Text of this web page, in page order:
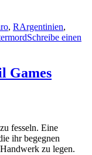
, RArgentinien,
Schreibe einen
Games
fesseln. Eine
ihr begegnen
zu legen.